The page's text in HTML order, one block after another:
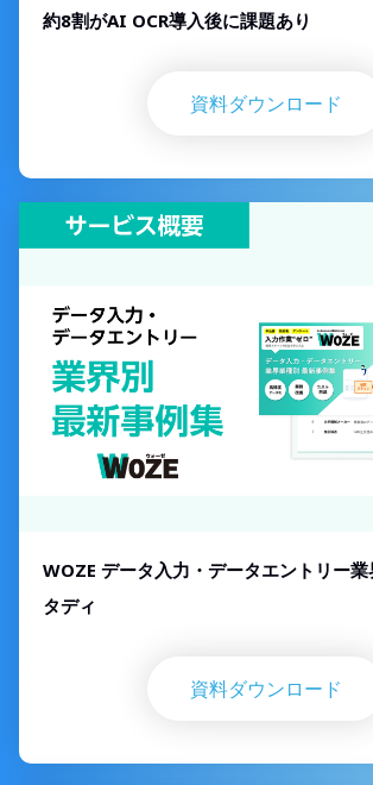
約8割がAI OCR導入後に課題あり
資料ダウンロード
WOZE データ入力・データエントリー
タディ
資料ダウンロード